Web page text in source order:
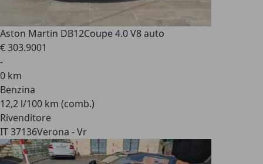
Aston Martin DB12Coupe 4.0 V8 auto
€ 303.9001
-
0 km
Benzina
12,2 l/100 km (comb.)
Rivenditore
IT 37136Verona - Vr